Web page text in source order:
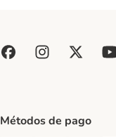
Métodos de pago